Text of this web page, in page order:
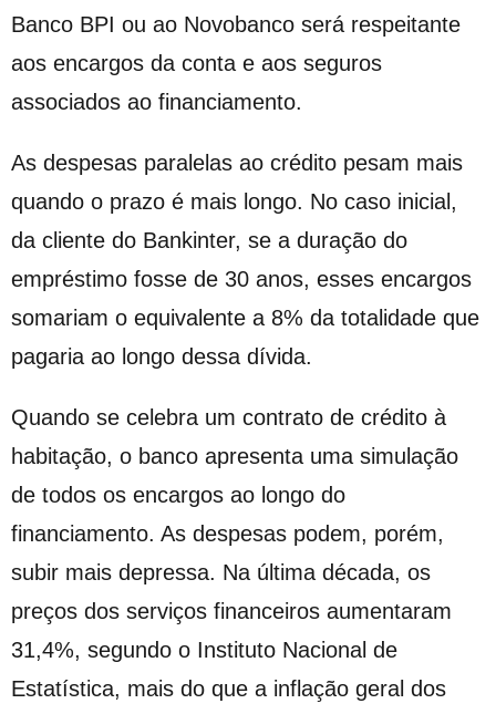
Banco BPI ou ao Novobanco será respeitante
aos encargos da conta e aos seguros
associados ao financiamento.
As despesas paralelas ao crédito pesam mais
quando o prazo é mais longo. No caso inicial,
da cliente do Bankinter, se a duração do
empréstimo fosse de 30 anos, esses encargos
somariam o equivalente a 8% da totalidade que
pagaria ao longo dessa dívida.
Quando se celebra um contrato de crédito à
habitação, o banco apresenta uma simulação
de todos os encargos ao longo do
financiamento. As despesas podem, porém,
subir mais depressa. Na última década, os
preços dos serviços financeiros aumentaram
31,4%, segundo o Instituto Nacional de
Estatística, mais do que a inflação geral dos